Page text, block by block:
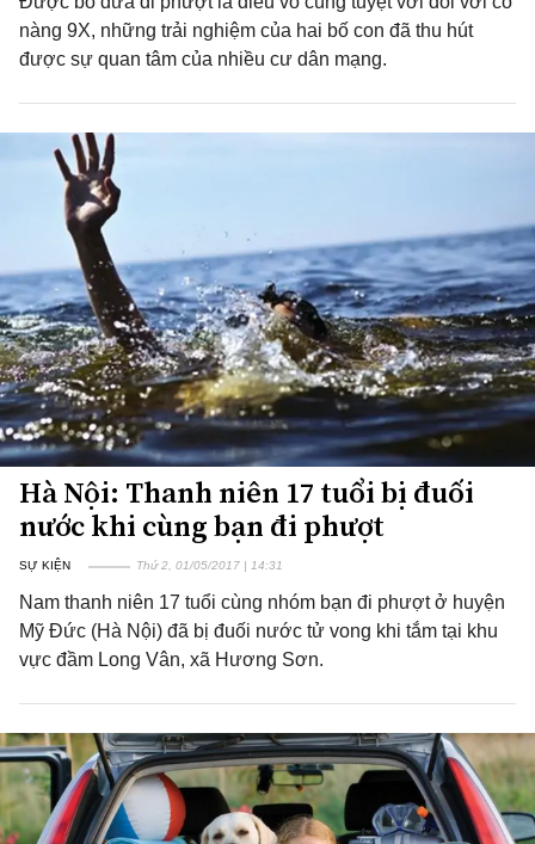
nàng 9X, những trải nghiệm của hai bố con đã thu hút
được sự quan tâm của nhiều cư dân mạng.
Hà Nội: Thanh niên 17 tuổi bị đuối
nước khi cùng bạn đi phượt
SỰ KIỆN Thứ 2, 01/05/2017 | 14:31
Nam thanh niên 17 tuổi cùng nhóm bạn đi phượt ở huyện
Mỹ Đức (Hà Nội) đã bị đuối nước tử vong khi tắm tại khu
vực đầm Long Vân, xã Hương Sơn.